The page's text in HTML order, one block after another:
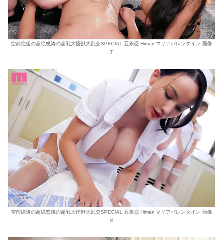
空前絶後の超絶怒涛の超乳大怪獣大乱交SPECIAL 五条恋 Himari マリアバレンタイン 画像
7
空前絶後の超絶怒涛の超乳大怪獣大乱交SPECIAL 五条恋 Himari マリアバレンタイン 画像
8